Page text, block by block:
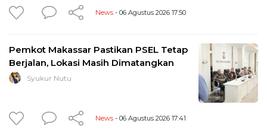
News - 06 Agustus 2026 17:50
Pemkot Makassar Pastikan PSEL Tetap
Berjalan, Lokasi Masih Dimatangkan
Syukur Nutu
News - 06 Agustus 2026 17:41